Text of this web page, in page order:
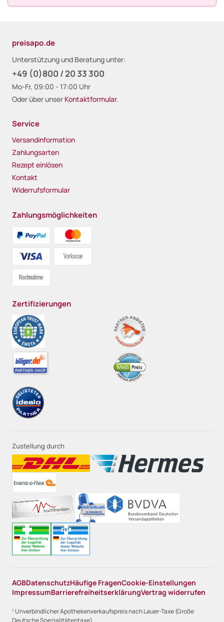
preisapo.de
Unterstützung und Beratung unter:
+49 (0)800 / 20 33 300
Mo-Fr, 09:00 - 17:00 Uhr
Oder über unser Kontaktformular.
Service
Versandinformation
Zahlungsarten
Rezept einlösen
Kontakt
Widerrufsformular
Zahlungsmöglichkeiten
Zertifizierungen
Zustellung durch
AGBDatenschutzHäufige FragenCookie-Einstellungen
ImpressumBarrierefreiheitserklärungVertrag widerrufen
¹ Unverbindlicher Apothekenverkaufspreis nach Lauer-Taxe (Große